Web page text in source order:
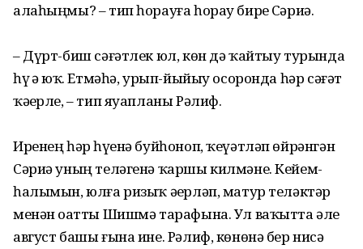
алаһыңмы? – тип һорауға һорау бирҙе Сәриә.
– Дүрт-биш сәғәтлек юл, көн дә ҡайтыу турында
һүҙ ҙә юҡ. Етмәһә, урып-йыйыу осоронда һәр сәғәт
ҡәҙерле, – тип яуапланы Рәлиф.
Иренең һәр һүҙенә буйһоноп, ҡеүәтләп өйрәнгән
Сәриә уның теләгенә ҡаршы килмәне. Кейем-
һалымын, юлға ризыҡ әҙерләп, матур теләктәр
менән оҙатты Шишмә тарафына. Ул ваҡытта әле
август башы ғына ине. Рәлиф, көнөнә бер нисә